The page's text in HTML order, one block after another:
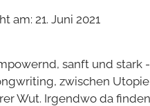
am: 21. Juni 2021
sanft und stark
zwischen
Wut. Irgendwo da